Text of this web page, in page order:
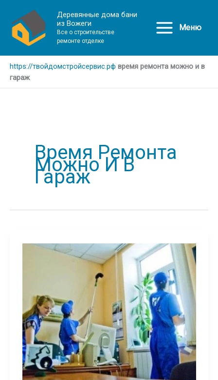
Деревянные дома бани
из Вожеги
Все о строительстве
ремонте отделке
Меню
https://твойдомстройсервис.рф время ремонта можно и в
гараж
Время Ремонта
Можно И В
Гараж